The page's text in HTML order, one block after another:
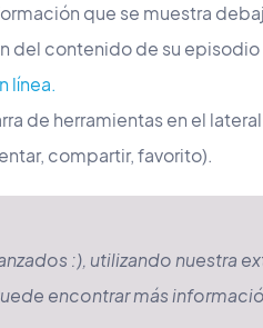
que se muestra
del contenido de su
línea.
de herramientas en el
compartir, favorito).
:), utilizando nuestra
encontrar más